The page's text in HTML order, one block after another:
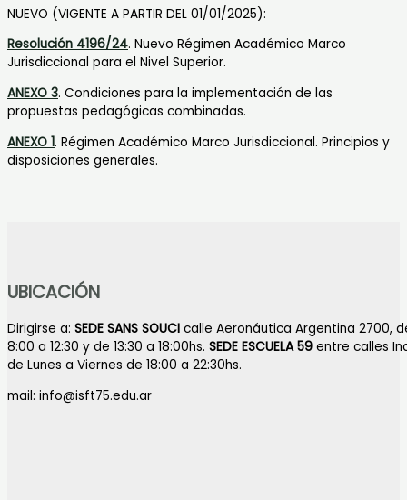
NUEVO (VIGENTE A PARTIR DEL 01/01/2025):
Resolución 4196/24. Nuevo Régimen Académico Marco
Jurisdiccional para el Nivel Superior.
ANEXO 3. Condiciones para la implementación de las
propuestas pedagógicas combinadas.
ANEXO 1. Régimen Académico Marco Jurisdiccional. Principios y
disposiciones generales.
UBICACIÓN
Dirigirse a: SEDE SANS SOUCI calle Aeronáutica Argentina 2700,
8:00 a 12:30 y de 13:30 a 18:00hs. SEDE ESCUELA 59 entre calles
de Lunes a Viernes de 18:00 a 22:30hs.
mail: info@isft75.edu.ar